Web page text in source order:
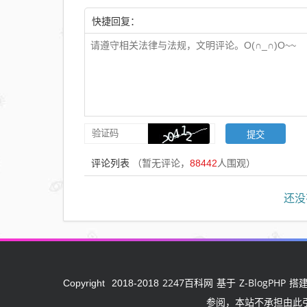
快捷回复：
评论列表 （暂无评论， 88442人围观）
还
Copyright 2018-2018 2247百科网 基于 Z-BlogPHP 搭
参阅，本站不承担由此